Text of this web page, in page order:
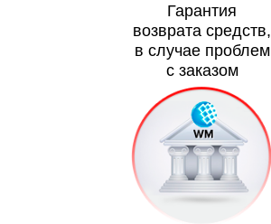
Гарантия
возврата средств,
в случае проблем
с заказом